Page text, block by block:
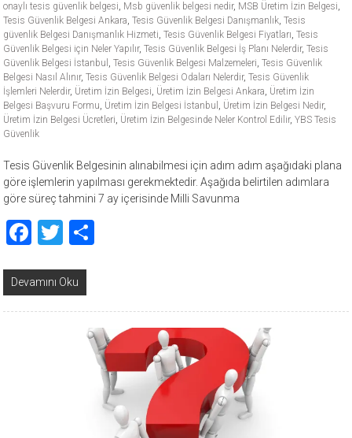
onaylı tesis güvenlik belgesi, Msb güvenlik belgesi nedir, MSB Üretim İzin Belgesi,
Tesis Güvenlik Belgesi Ankara,Tesis Güvenlik Belgesi Danışmanlık,Tesis
güvenlik Belgesi Danışmanlık Hizmeti,Tesis Güvenlik Belgesi Fiyatları,Tesis
Güvenlik Belgesi için Neler Yapılır,Tesis Güvenlik Belgesi İş Planı Nelerdir,Tesis
Güvenlik Belgesi İstanbul ,Tesis Güvenlik Belgesi Malzemeleri,Tesis Güvenlik
Belgesi Nasıl Alınır,Tesis Güvenlik Belgesi Odaları Nelerdir,Tesis Güvenlik
İşlemleri Nelerdir, Üretim İzin Belgesi, Üretim İzin Belgesi Ankara, Üretim İzin
Belgesi Başvuru Formu, Üretim İzin Belgesi İstanbul , Üretim İzin Belgesi Nedir,
Üretim İzin Belgesi Ücretleri, Üretim İzin Belgesinde Neler Kontrol Edilir,YBS Tesis
Güvenlik
Tesis Güvenlik Belgesinin alınabilmesi için adım adım aşağıdaki plana
göre işlemlerin yapılması gerekmektedir. Aşağıda belirtilen adımlara
göre süreç tahmini 7 ay içerisinde Milli Savunma
Facebook
Twitter
Devamını Oku